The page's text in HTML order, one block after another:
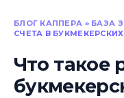
БЛОГ КАППЕРА » БАЗА
СЧЕТА В
Что такое